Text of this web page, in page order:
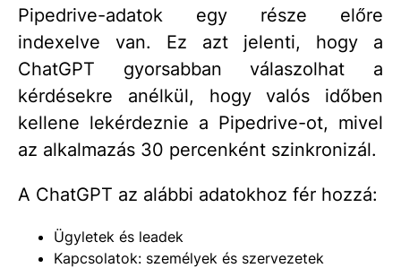
Pipedrive-adatok egy része előre
indexelve van. Ez azt jelenti, hogy a
ChatGPT gyorsabban válaszolhat a
kérdésekre anélkül, hogy valós időben
kellene lekérdeznie a Pipedrive-ot, mivel
az alkalmazás 30 percenként szinkronizál.
A ChatGPT az alábbi adatokhoz fér hozzá:
Ügyletek és leadek
Kapcsolatok: személyek és szervezetek